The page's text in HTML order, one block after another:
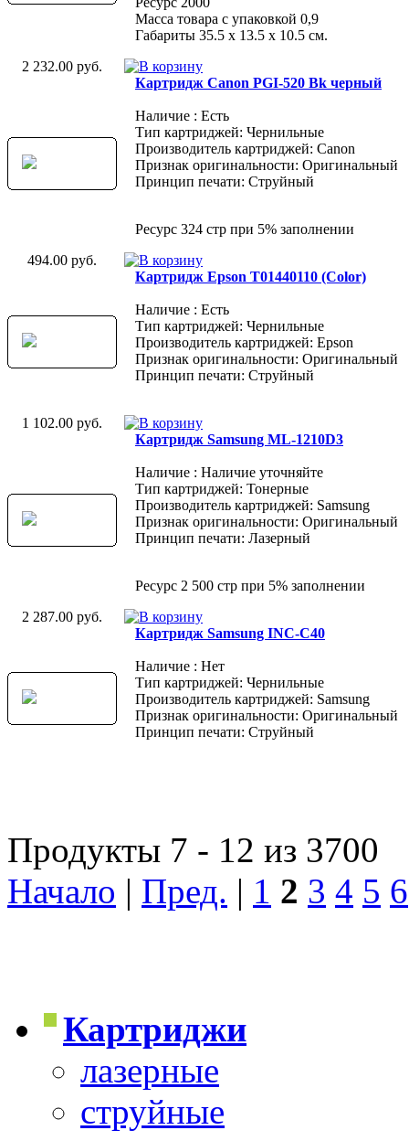
Масса товара с упаковкой 0,9
Габариты 35.5 х 13.5 х 10.5 см.
2 232.00 руб.
Картридж Canon PGI-520 Bk черный
Наличие : Есть
Тип картриджей: Чернильные
Производитель картриджей: Canon
Признак оригинальности: Оригинальный
Принцип печати: Струйный
Ресурс 324 стр при 5% заполнении
494.00 руб.
Картридж Epson T01440110 (Color)
Наличие : Есть
Тип картриджей: Чернильные
Производитель картриджей: Epson
Признак оригинальности: Оригинальный
Принцип печати: Струйный
1 102.00 руб.
Картридж Samsung ML-1210D3
Наличие : Наличие уточняйте
Тип картриджей: Тонерные
Производитель картриджей: Samsung
Признак оригинальности: Оригинальный
Принцип печати: Лазерный
Ресурс 2 500 стр при 5% заполнении
2 287.00 руб.
Картридж Samsung INC-C40
Наличие : Нет
Тип картриджей: Чернильные
Производитель картриджей: Samsung
Признак оригинальности: Оригинальный
Принцип печати: Струйный
Продукты 7 - 12 из 3700
Начало | Пред. | 1 2 3 4 5 6
Картриджи
лазерные
струйные